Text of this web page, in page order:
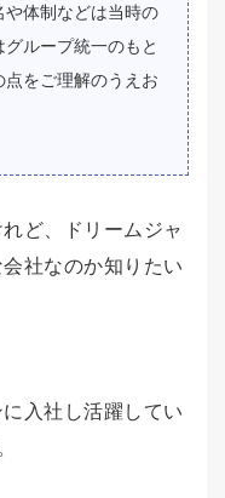
体制などは当時の
ループ統一のもと
をご理解のうえお
ど、ドリームジャ
社なのか知りたい
入社し活躍してい